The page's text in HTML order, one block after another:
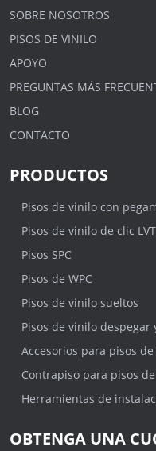
SOBRE NOSOTROS
PISOS DE VINILO
APOYO
PREGUNTAS MÁS
BLOG
CONTACTO
PRODUCTOS
Pisos de vinilo con
Pisos de vinilo de clic LVT
Pisos SPC
Pisos de WPC
Pisos de vinilo sueltos
Pisos de vinilo despegar
Accesorios para pisos
Contrapiso para pisos
Herramientas de
OBTENGA UNA